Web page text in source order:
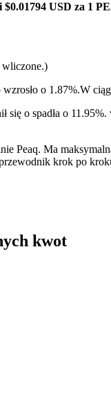
zabezpieczenie
$0.01794 USD za 1
wliczone.)
o 1.87%.W
się o spadła o
Peaq. Ma
krok po
kwot